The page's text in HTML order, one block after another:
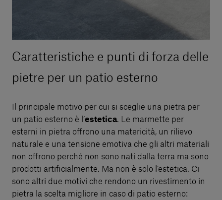
Caratteristiche e punti di forza delle
pietre per un patio esterno
Il principale motivo per cui si sceglie una pietra per
un patio esterno è l’estetica. Le marmette per
esterni in pietra offrono una matericità, un rilievo
naturale e una tensione emotiva che gli altri materiali
non offrono perché non sono nati dalla terra ma sono
prodotti artificialmente. Ma non è solo l’estetica. Ci
sono altri due motivi che rendono un rivestimento in
pietra la scelta migliore in caso di patio esterno: